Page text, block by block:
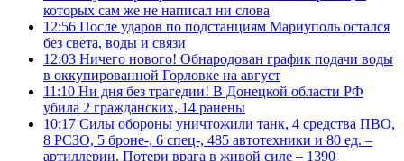
которых сам же не написал ни слова
12:56 После ударов по подстанциям Мариуполь остался
без света, воды и связи
12:03 Ничего нового! Обнародован график подачи воды
в оккупированной Горловке на август
11:10 Ни дня без трагедии! В Донецкой области РФ
убила 2 гражданских, 14 ранены
10:17 Силы обороны уничтожили танк, 4 средства ПВО,
8 РСЗО, 5 броне-, 6 спец-, 485 автотехники и 80 ед. –
артиллерии. Потери врага в живой силе – 1390